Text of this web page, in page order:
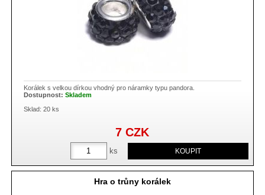
Korálek s velkou dírkou vhodný pro náramky typu pandora.
Dostupnost:Skladem
Sklad: 20 ks
ks
7CZK
Hra o trůny korálek